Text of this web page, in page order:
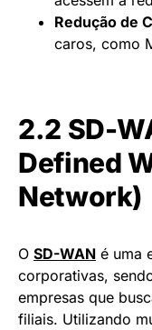
Redução de
caros, como
2.2 SD-
Defined
Network)
O SD-WAN é uma
corporativas,
empresas que
filiais. Utilizando